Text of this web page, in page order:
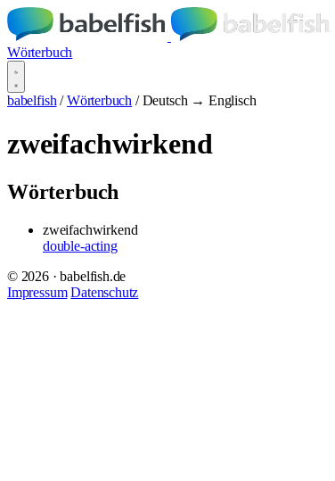
Wörterbuch
babelfish / Wörterbuch / Deutsch → Englisch
zweifachwirkend
Wörterbuch
zweifachwirkend
double-acting
© 2026 · babelfish.de
Impressum Datenschutz